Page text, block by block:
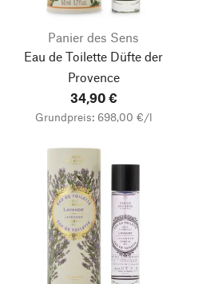
Panier des Sens
Eau de Toilette Düfte der
Provence
34,90 €
Grundpreis: 698,00 €/l